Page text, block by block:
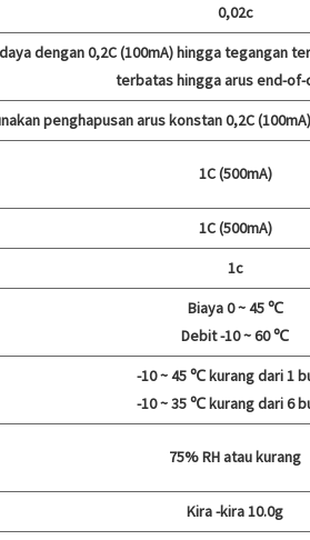
0,02c
dengan 0,2C (100mA) hingga tegangan
terbatas hingga arus end-of-
penghapusan arus konstan 0,2C
1C (500mA)
1C (500mA)
1c
Biaya 0 ~ 45 ℃
Debit -10 ~ 60 ℃
-10 ~ 45 ℃ kurang dari 1
-10 ~ 35 ℃ kurang dari 6
75% RH atau kurang
Kira -kira 10.0g